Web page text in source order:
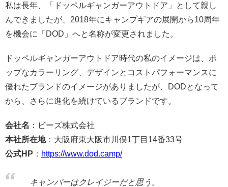
私は長年、「ドッペルギャンガーアウトドア」として親し
んできましたが、 2018年にキャンプギアの展開から10周年
を機会に「 DOD 」へと名称が変更されました。
ドッペルギャンガーアウトドア時代の私のイメージは、ポ
ップなカラーリング、デザインとコストパフォーマンスに
優れたブランドのイメージがありましたが、
DODとなって
から、さらに進化を続けているブランドです。
会社名 ：ビーズ株式会社
本社所在地：大阪府東大阪市川俣1丁目 14番33号
公式HP ： https://www.dod.camp/
キャンパーはクレイジーだと思う。